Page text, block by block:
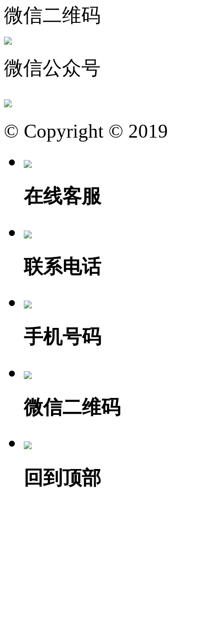
微信二维码
微信公众号
© Copyright © 2019
在线客服
联系电话
手机号码
微信二维码
回到顶部